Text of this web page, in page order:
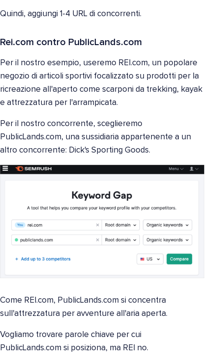
Quindi, aggiungi 1-4 URL di concorrenti.
Rei.com contro PublicLands.com
Per il nostro esempio, useremo REI.com, un popolare
negozio di articoli sportivi focalizzato su prodotti per la
ricreazione all'aperto come scarponi da trekking, kayak
e attrezzatura per l'arrampicata.
Per il nostro concorrente, sceglieremo
PublicLands.com, una sussidiaria appartenente a un
altro concorrente: Dick's Sporting Goods.
Come REI.com, PublicLands.com si concentra
sull'attrezzatura per avventure all'aria aperta.
Vogliamo trovare parole chiave per cui
PublicLands.com si posiziona, ma REI no.